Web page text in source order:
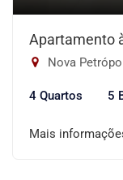
Apartamento
Nova
4 Quartos 5
Mais